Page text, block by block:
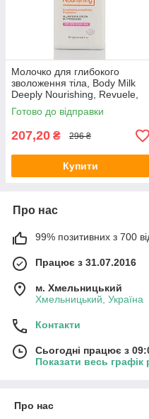
Молочко для глибокого
зволоження тіла, Body Milk
Deeply Nourishing, Revuele,
250 ml
Готово до відправки
207,20 ₴ 296 ₴
Купити
Про нас
99% позитивних з 700
Працює з 31.07.2016
м. Хмельницький
Хмельницький, Україна
Контакти
Сьогодні працює з
Показати весь графік
Про нас